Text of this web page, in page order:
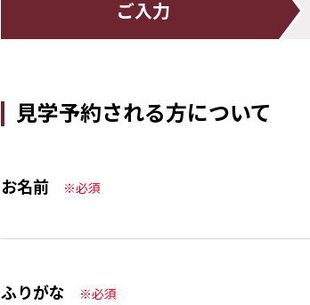
ご入力
見学予約される方について
お名前 ※必須
ふりがな ※必須